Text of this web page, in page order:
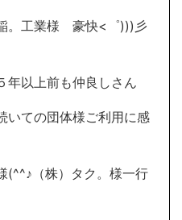
。工業様 豪快<゜)))彡
年以上前も仲良しさん
いての団体様ご利用に感
(^^♪（株）タク。様一行